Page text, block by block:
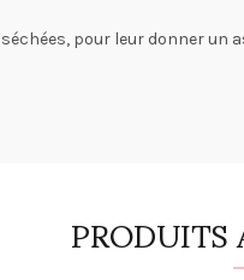
pour leur donner un